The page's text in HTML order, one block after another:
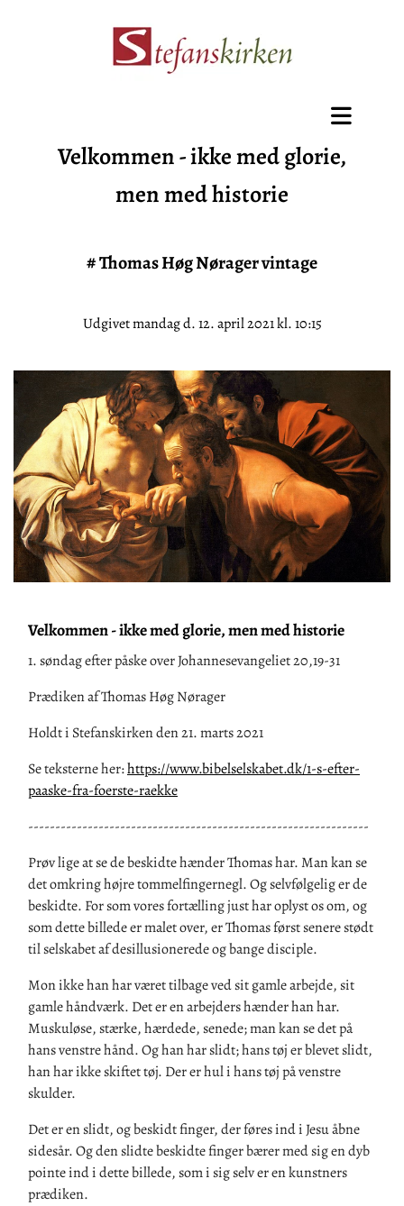
​Velkommen - ikke med glorie,
men med historie
#Thomas Høg Nørager vintage
Udgivet mandag d. 12. april 2021 kl. 10:15
​Velkommen - ikke med glorie, men med historie
1. søndag efter påske over Johannesevangeliet 20,19-31
Prædiken af Thomas Høg Nørager
Holdt i Stefanskirken den 21. marts 2021
Se teksterne her:https://www.bibelselskabet.dk/1-s-efter-
paaske-fra-foerste-raekke
---------------------------------------------------------------
Prøv lige at se de beskidte hænder Thomas har. Man kan se
det omkring højre tommelfingernegl. Og selvfølgelig er de
beskidte. For som vores fortælling just har oplyst os om, og
som dette billede er malet over, er Thomas først senere stødt
til selskabet af desillusionerede og bange disciple.
Mon ikke han har været tilbage ved sit gamle arbejde, sit
gamle håndværk. Det er en arbejders hænder han har.
Muskuløse, stærke, hærdede, senede; man kan se det på
hans venstre hånd. Og han har slidt; hans tøj er blevet slidt,
han har ikke skiftet tøj. Der er hul i hans tøj på venstre
skulder.
Det er en slidt, og beskidt finger, der føres ind i Jesu åbne
sidesår. Og den slidte beskidte finger bærer med sig en dyb
pointe ind i dette billede, som i sig selv er en kunstners
prædiken.